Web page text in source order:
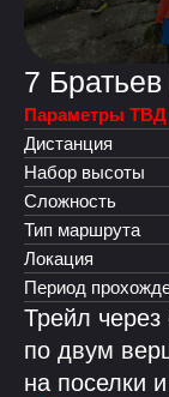
7
Параметры ТВД
Дистанция
Набор высоты
Сложность
Тип маршрута
Локация
Период
Трейл
по двум
на поселки